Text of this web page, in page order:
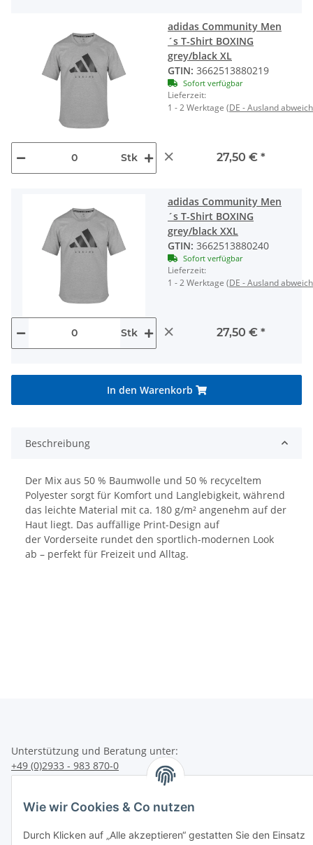
adidas Community Men
´s T-Shirt BOXING
grey/black XL
GTIN: 3662513880219
Sofort verfügbar
Lieferzeit:
1 - 2 Werktage (DE - Ausland
Stk × 27,50 €*
adidas Community Men
´s T-Shirt BOXING
grey/black XXL
GTIN: 3662513880240
Sofort verfügbar
Lieferzeit:
1 - 2 Werktage (DE - Ausland
Stk × 27,50 €*
In den Warenkorb
Beschreibung
Der Mix aus 50 % Baumwolle und 50 % recyceltem
Polyester sorgt für Komfort und Langlebigkeit, während
das leichte Material mit ca. 180 g/m² angenehm auf der
Haut liegt. Das auffällige Print-Design auf
der Vorderseite rundet den sportlich-modernen Look
ab – perfekt für Freizeit und Alltag.
Unterstützung und Beratung unter:
+49 (0)2933 - 983 870-0
Informationen
Wie wir Cookies & Co nutzen
Durch Klicken auf „Alle akzeptieren“ gestatten Sie den Einsatz